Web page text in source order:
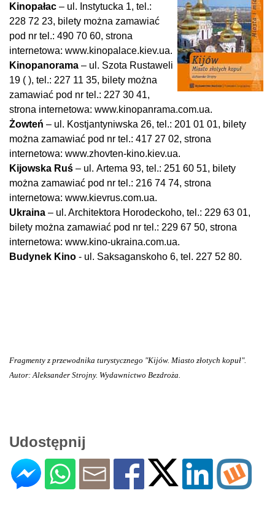
Kinopałac – ul. Instytucka 1, tel.:
228 72 23, bilety można zamawiać
pod nr tel.: 490 70 60, strona
internetowa: www.kinopalace.kiev.ua.
Kinopanorama – ul. Szota Rustaweli
19 ( ), tel.: 227 11 35, bilety można
zamawiać pod nr tel.: 227 30 41,
strona internetowa: www.kinopanrama.com.ua.
Żowteń – ul. Kostjantyniwska 26, tel.: 201 01 01, bilety
można zamawiać pod nr tel.: 417 27 02, strona
internetowa: www.zhovten-kino.kiev.ua.
Kijowska Ruś – ul. Artema 93, tel.: 251 60 51, bilety
można zamawiać pod nr tel.: 216 74 74, strona
internetowa: www.kievrus.com.ua.
Ukraina – ul. Architektora Horodeckoho, tel.: 229 63 01,
bilety można zamawiać pod nr tel.: 229 67 50, strona
internetowa: www.kino-ukraina.com.ua.
Budynek Kino - ul. Saksaganskoho 6, tel. 227 52 80.
Fragmenty z przewodnika turystycznego "Kijów. Miasto złotych kopuł".
Autor: Aleksander Strojny. Wydawnictwo Bezdroża.
Udostępnij